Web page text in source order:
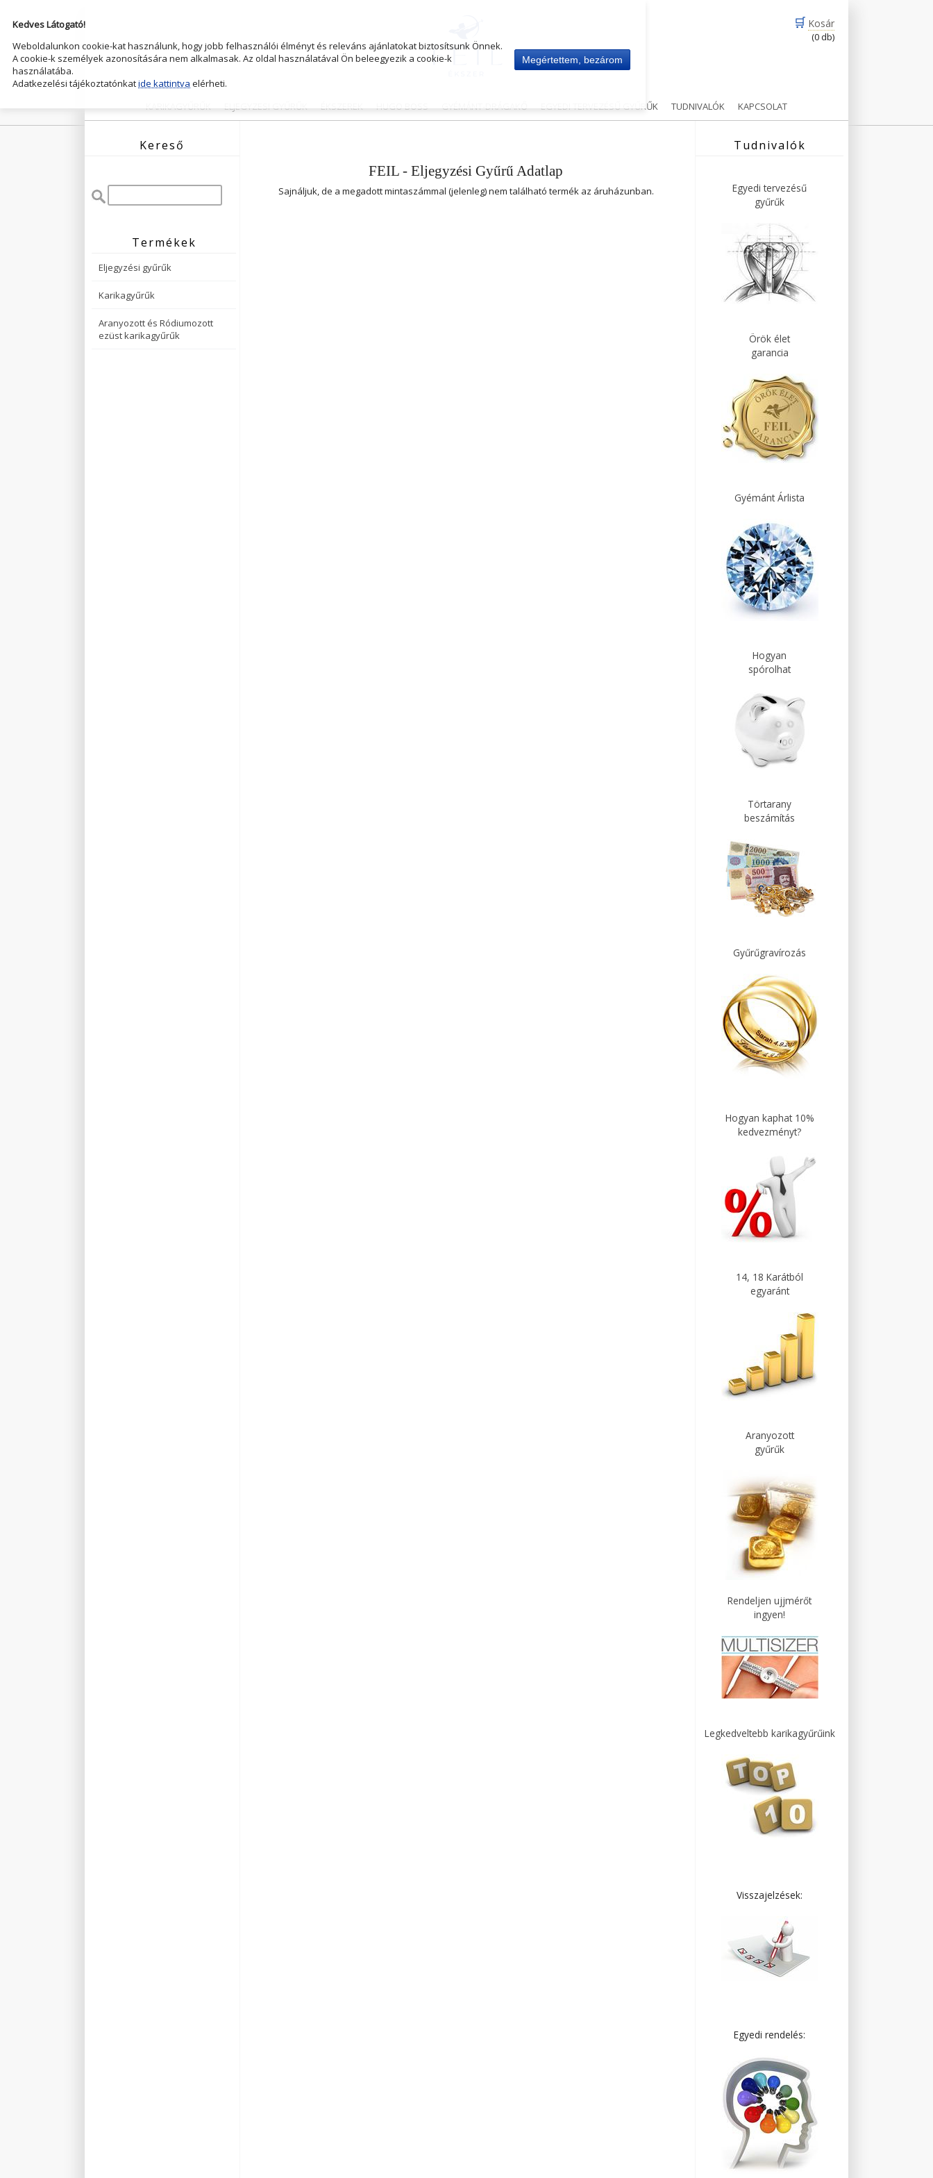
🛒 Kosár
(0 db)
KARIKAGYŰRŰK ELJEGYZESI GYŰRŰK ÉKSZEREK HUGO BOSS GYÉMÁNT-DRÁGAKŐ EGYEDI TERVEZÉSŰ GYŰRŰK TUDNIVALÓK KAPCSOLAT
Kereső
Termékek
Eljegyzési gyűrűk
Karikagyűrűk
Aranyozott és Ródiumozott
ezüst karikagyűrűk
FEIL - Eljegyzési Gyűrű Adatlap
Sajnáljuk, de a megadott mintaszámmal (jelenleg) nem található termék az áruházunban.
Tudnivalók
Egyedi tervezésű
gyűrűk
Örök élet
garancia
Gyémánt Árlista
Hogyan
spórolhat
Törtarany
beszámítás
Gyűrűgravírozás
Hogyan kaphat 10%
kedvezményt?
14, 18 Karátból
egyaránt
Aranyozott
gyűrűk
Rendeljen ujjmérőt
ingyen!
Legkedveltebb karikagyűrűink
Visszajelzések:
Egyedi rendelés:
Kedves Látogató!
Weboldalunkon cookie-kat használunk, hogy jobb felhasználói élményt és releváns ajánlatokat biztosítsunk Önnek.
A cookie-k személyek azonosítására nem alkalmasak. Az oldal használatával Ön beleegyezik a cookie-k
használatába.
Adatkezelési tájékoztatónkatide kattintva elérheti.
Megértettem, bezárom